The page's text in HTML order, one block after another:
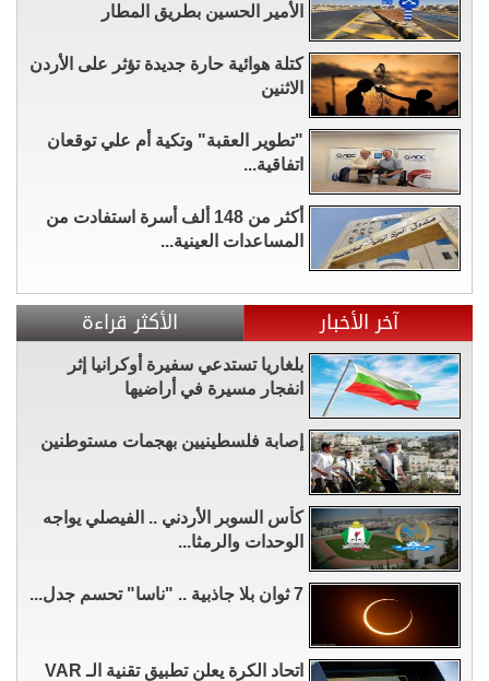
الأمير الحسين بطريق المطار
كتلة هوائية حارة جديدة تؤثر على الأردن
الاثنين
"تطوير العقبة" وتكية أم علي توقعان
اتفاقية...
أكثر من 148 ألف أسرة استفادت من
المساعدات العينية...
آخر الأخبار الأكثر قراءة
بلغاريا تستدعي سفيرة أوكرانيا إثر
انفجار مسيرة في أراضيها
إصابة فلسطينيين بهجمات مستوطنين
كأس السوبر الأردني .. الفيصلي يواجه
الوحدات والرمثا...
7 ثوان بلا جاذبية .. "ناسا" تحسم جدل...
اتحاد الكرة يعلن تطبيق تقنية الـ VAR